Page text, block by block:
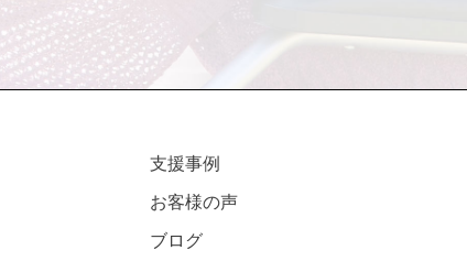
支援事例
お客様の声
ブログ